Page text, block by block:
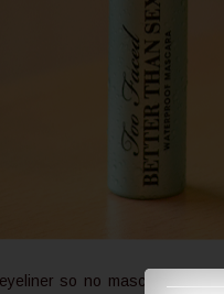
so no mascara will give